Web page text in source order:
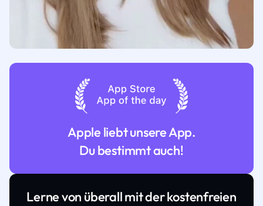
Apple liebt unsere App.
Du bestimmt auch!
Lerne von überall mit der kostenfreien